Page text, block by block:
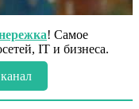
! Самое
IT и бизнеса.